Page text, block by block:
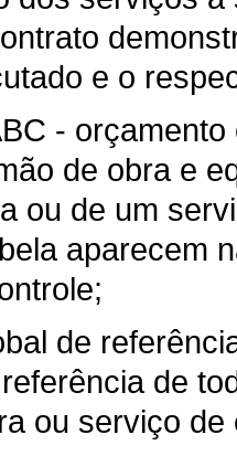
e o
-
de obra e
ou de um
aparecem
de
de
ou serviço